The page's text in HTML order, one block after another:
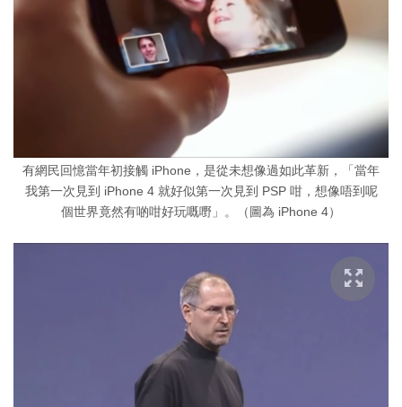
有網民回憶當年初接觸 iPhone，是從未想像過如此革新，「當年
我第一次見到 iPhone 4 就好似第一次見到 PSP 咁，想像唔到呢
個世界竟然有啲咁好玩嘅嘢」。（圖為 iPhone 4）